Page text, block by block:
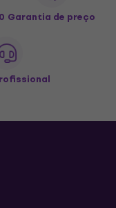
Garantia de preço